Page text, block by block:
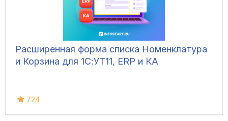
Расширенная форма списка Номенклатура
и Корзина для 1С:УТ11, ERP и КА
724